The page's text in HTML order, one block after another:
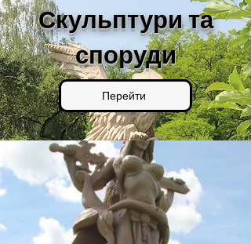
Скульптури та
споруди
Перейти